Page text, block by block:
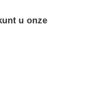
u onze